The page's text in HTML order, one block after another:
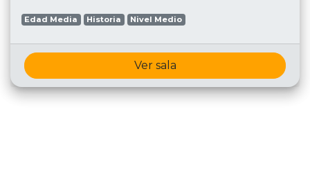
Edad Media Historia Nivel Medio
Ver sala